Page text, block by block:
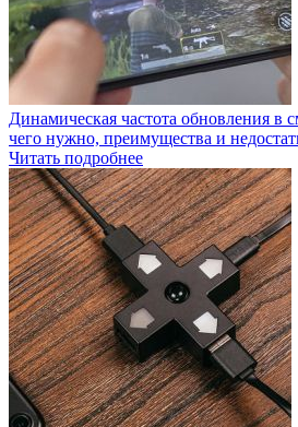
Динамическая частота обновления в
чего нужно, преимущества и
Читать подробнее